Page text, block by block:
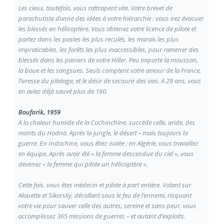
Les cieux, toutefois, vous rattrapent vite. Votre brevet de
parachutiste donne des idées à votre hiérarchie : vous irez évacuer
les blessés en hélicoptère. Vous obtenez votre licence de pilote et
partez dans les postes les plus reculés, les marais les plus
impraticables, les forêts les plus inaccessibles, pour ramener des
blessés dans les paniers de votre Hiller. Peu importe la mousson,
la boue et les sangsues. Seuls comptent votre amour de la France,
l’ivresse du pilotage, et le désir de secourir des vies. A 29 ans, vous
en aviez déjà sauvé plus de 160.
Boufarik, 1959
A la chaleur humide de la Cochinchine, succède celle, aride, des
monts du Hodna. Après la jungle, le désert – mais toujours la
guerre. En Indochine, vous étiez isolée ; en Algérie, vous travaillez
en équipe. Après avoir été « la femme descendue du ciel », vous
devenez « la femme qui pilote un hélicoptère ».
Cette fois, vous êtes médecin et pilote à part entière. Volant sur
Alouette et Sikorsky, décollant sous le feu de l’ennemi, risquant
votre vie pour sauver celle des autres, sereine et sans peur, vous
accomplissez 365 missions de guerres – et autant d’exploits.